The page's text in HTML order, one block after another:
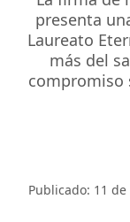
presenta
Laureato
más del
compromiso
Publicado: 11